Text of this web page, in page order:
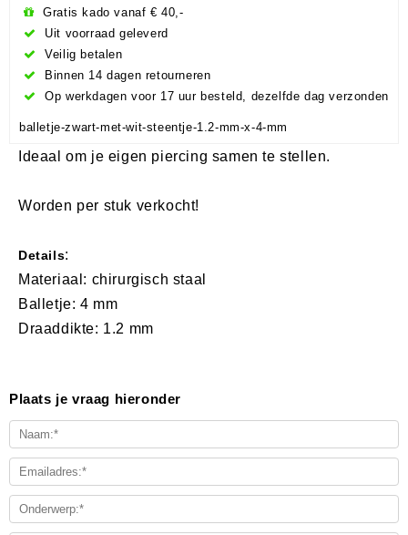
Gratis kado vanaf € 40,-
Uit voorraad geleverd
Veilig betalen
Binnen 14 dagen retourneren
Op werkdagen voor 17 uur besteld, dezelfde dag verzonden
balletje-zwart-met-wit-steentje-1.2-mm-x-4-mm
Ideaal om je eigen piercing samen te stellen.
Worden per stuk verkocht!
Details:
Materiaal: chirurgisch staal
Balletje: 4 mm
Draaddikte: 1.2 mm
Plaats je vraag hieronder